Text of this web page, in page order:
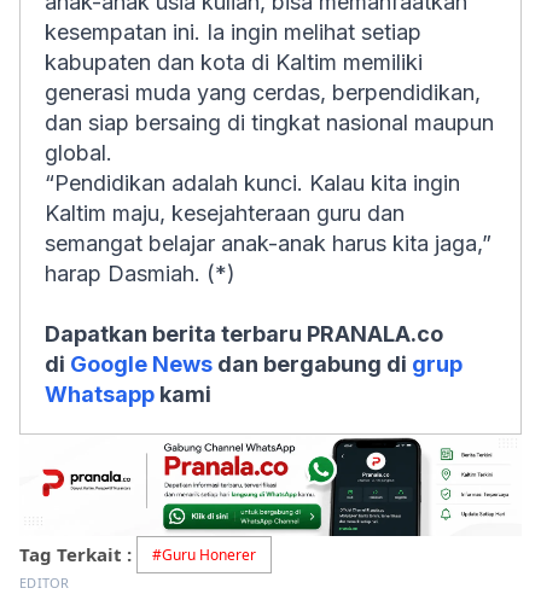
kesempatan ini. Ia ingin melihat setiap
kabupaten dan kota di Kaltim memiliki
generasi muda yang cerdas, berpendidikan,
dan siap bersaing di tingkat nasional maupun
global.
“Pendidikan adalah kunci. Kalau kita ingin
Kaltim maju, kesejahteraan guru dan
semangat belajar anak-anak harus kita jaga,”
harap Dasmiah. (*)
Dapatkan berita terbaru PRANALA.co
di Google News dan bergabung di grup
Whatsapp kami
Tag Terkait : #Guru Honerer
EDITOR